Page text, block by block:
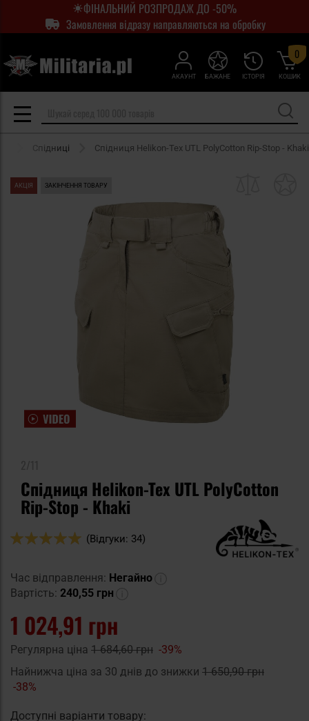
ФІНАЛЬНИЙ РОЗПРОДАЖ ДО -50%
Замовлення відразу направляються на обробку
АКАУНТ ІСТОРІЯ
БАЖАНЕ КОШИК
0
Спідниці Спідниця Helikon-Tex UTL PolyCotton Rip-Stop - Khaki
АКЦІЯ ЗАКІНЧЕННЯ ТОВАРУ
Спідниця Helikon-Tex UTL PolyCotton
Rip-Stop - Khaki
Оцінка:
(Відгуки: 34)
Час відправлення: Негайно
Вартість: 240,55 грн
1 024,91 грн
Регулярна ціна 1 684,60 грн -39%
Найнижча ціна за 30 днів до знижки 1 650,90 грн
-38%
Доступні варіанти товару: